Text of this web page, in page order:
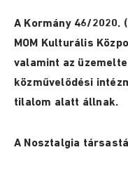
A Kormány 46/2020.
MOM Kulturális
valamint az
közművelődési
tilalom alatt állnak.
A Nosztalgia